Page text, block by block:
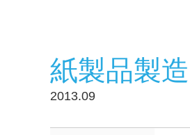
紙製品製
2013.09